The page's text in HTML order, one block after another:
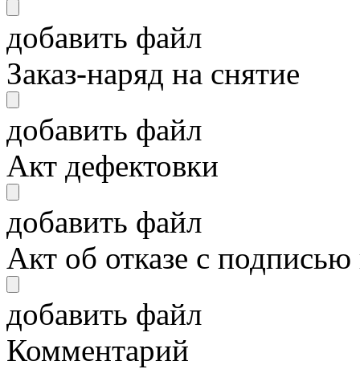
добавить файл
Заказ-наряд на снятие
добавить файл
Акт дефектовки
добавить файл
Акт об отказе с
добавить файл
Комментарий